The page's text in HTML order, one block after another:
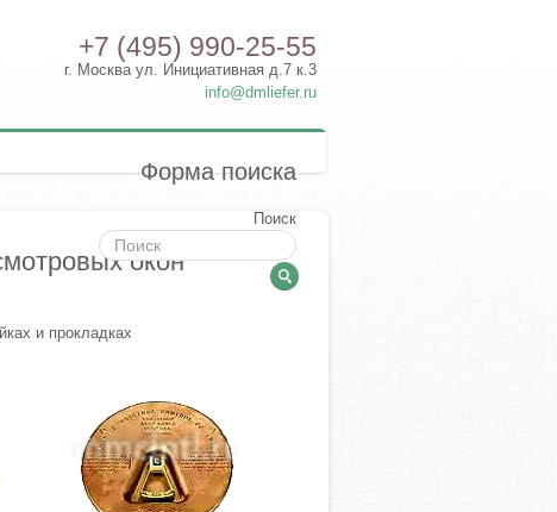
+7 (495) 990-25-55
г. Москва ул. Инициативная д.7 к.3
info@dmliefer.ru
Форма поиска
Поиск
окон
и прокладках